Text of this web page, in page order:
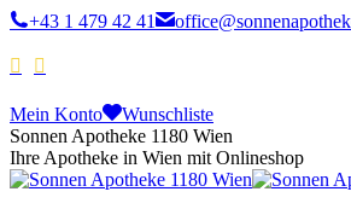
+43 1 479 42 41
Mein Konto
Wunschliste
Sonnen Apotheke 1180 Wien
Ihre Apotheke in Wien mit Onlineshop